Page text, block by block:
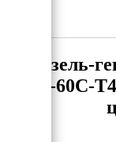
Дизель-
АД-60С-